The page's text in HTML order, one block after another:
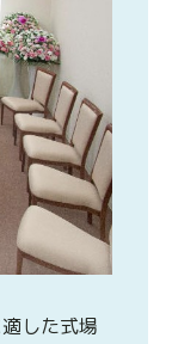
した式場